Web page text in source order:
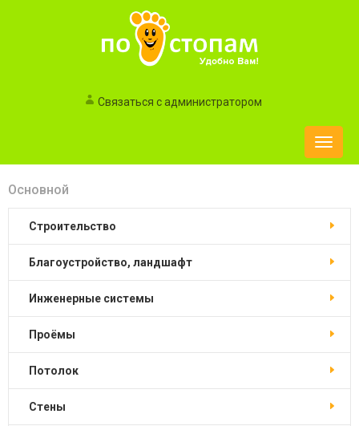
Связаться с администратором
Toggle
Основной
Строительство
Благоустройство, ландшафт
Инженерные системы
Проёмы
Потолок
Стены